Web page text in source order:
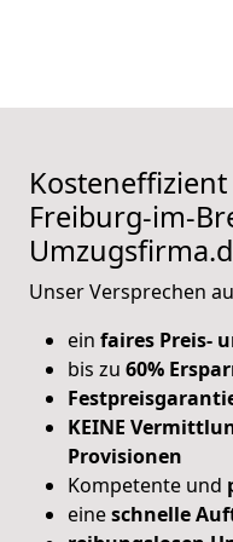
Freiburg-im-
Unser Versprechen
ein faires Preis-
bis zu 60%
KEINE
Provisionen
Kompetente und
eineschnelle